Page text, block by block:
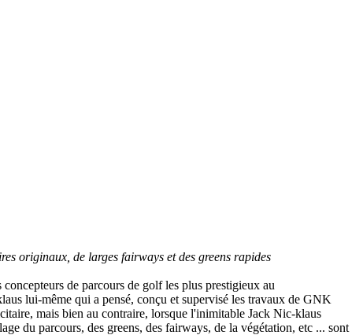
originaux, de larges fairways et des greens rapides
de parcours de golf les plus prestigieux au
lui-même qui a pensé, conçu et supervisé les travaux de GNK
mais bien au contraire, lorsque l'inimitable Jack Nic-klaus
du parcours, des greens, des fairways, de la végétation, etc ... sont